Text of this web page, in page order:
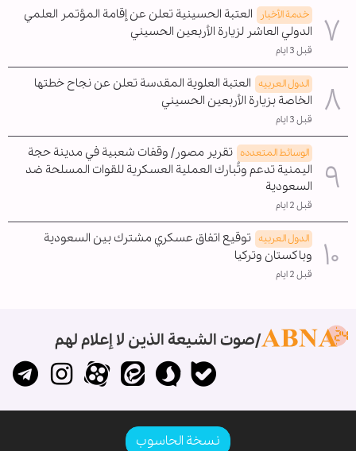
خدمة الأخبار
العتبة الحسينية تعلن عن إقامة المؤتمر العلمي
الدولي العاشر لزيارة الأربعين الحسيني
قبل 3 ايام
الدول العربیه العتبة العلوية المقدسة تعلن عن نجاح خطتها
الخاصة بزيارة الأربعين الحسيني
قبل 3 ايام
الوسائط المتعدده تقرير مصور/ وقفات شعبية في مدينة حجة
اليمنية تدعم وتُبارك العملية العسكرية للقوات المسلحة ضد
السعودية
قبل 2 ايام
الدول العربیه توقيع اتفاق عسكري مشترك بين السعودية
وباكستان وتركيا
قبل 2 ايام
صوت الشيعة الذين لا إعلام لهم
نسخة الحاسوب